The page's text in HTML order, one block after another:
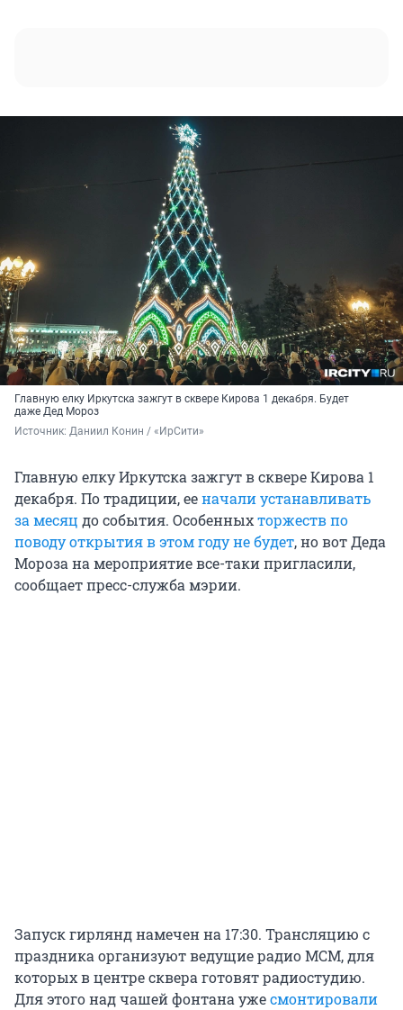
Главную елку Иркутска зажгут в сквере Кирова 1 декабря. Будет
даже Дед Мороз
Источник: Даниил Конин / «ИрСити»
Главную елку Иркутска зажгут в сквере Кирова 1
декабря. По традиции, ееначали устанавливать
за месяц до события. Особенныхторжеств по
поводу открытия в этом году не будет, но вот Деда
Мороза на мероприятие все-таки пригласили,
сообщает пресс-служба мэрии.
Запуск гирлянд намечен на 17:30. Трансляцию с
праздника организуют ведущие радио МСМ, для
которых в центре сквера готовят радиостудию.
Для этого над чашей фонтана ужесмонтировали